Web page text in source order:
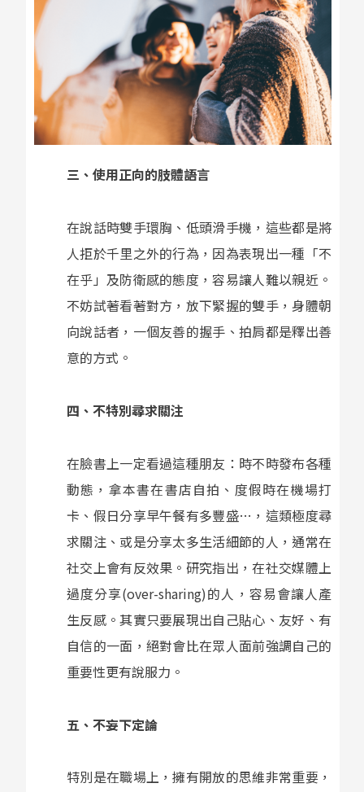
三、使用正向的肢體語言
在說話時雙手環胸、低頭滑手機，這些都是將
人拒於千里之外的行為，因為表現出一種「不
在乎」及防衛感的態度，容易讓人難以親近。
不妨試著看著對方，放下緊握的雙手，身體朝
向說話者，一個友善的握手、拍肩都是釋出善
意的方式。
四、不特別尋求關注
在臉書上一定看過這種朋友：時不時發布各種
動態，拿本書在書店自拍、度假時在機場打
卡、假日分享早午餐有多豐盛…，這類極度尋
求關注、或是分享太多生活細節的人，通常在
社交上會有反效果。研究指出，在社交媒體上
過度分享(over-sharing)的人，容易會讓人產
生反感。其實只要展現出自己貼心、友好、有
自信的一面，絕對會比在眾人面前強調自己的
重要性更有說服力。
五、不妄下定論
特別是在職場上，擁有開放的思維非常重要，